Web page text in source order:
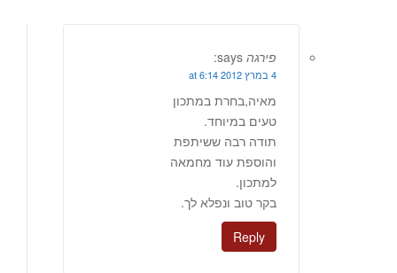
פירגה says:
4 במרץ 2012 at 6:14
מאיה,בחרת במתכון
טעים במיוחד.
תודה רבה ששיתפת
והוספת עוד מחמאה
למתכון.
בקר טוב ונפלא לך.
Reply